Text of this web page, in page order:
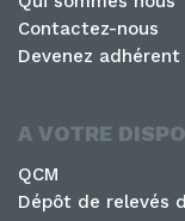
Contactez-nous
Devenez adhérent
A VOTRE
QCM
Dépôt de relevés